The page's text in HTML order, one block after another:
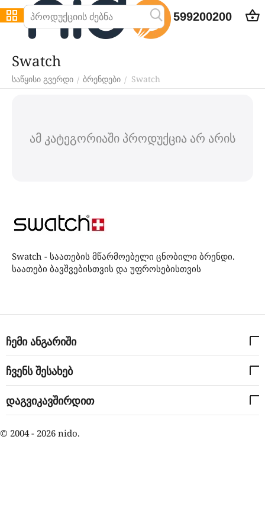
599200200
Swatch
საწყისი გვერდი / ბრენდები / Swatch
Swatch - საათების მწარმოებელი ცნობილი ბრენდი.
საათები ბავშვებისთვის და უფროსებისთვის
ამ კატეგორიაში პროდუქცია არ არის
ჩემი ანგარიში
ჩვენს შესახებ
დაგვიკავშირდით
© 2004 - 2026 nido.